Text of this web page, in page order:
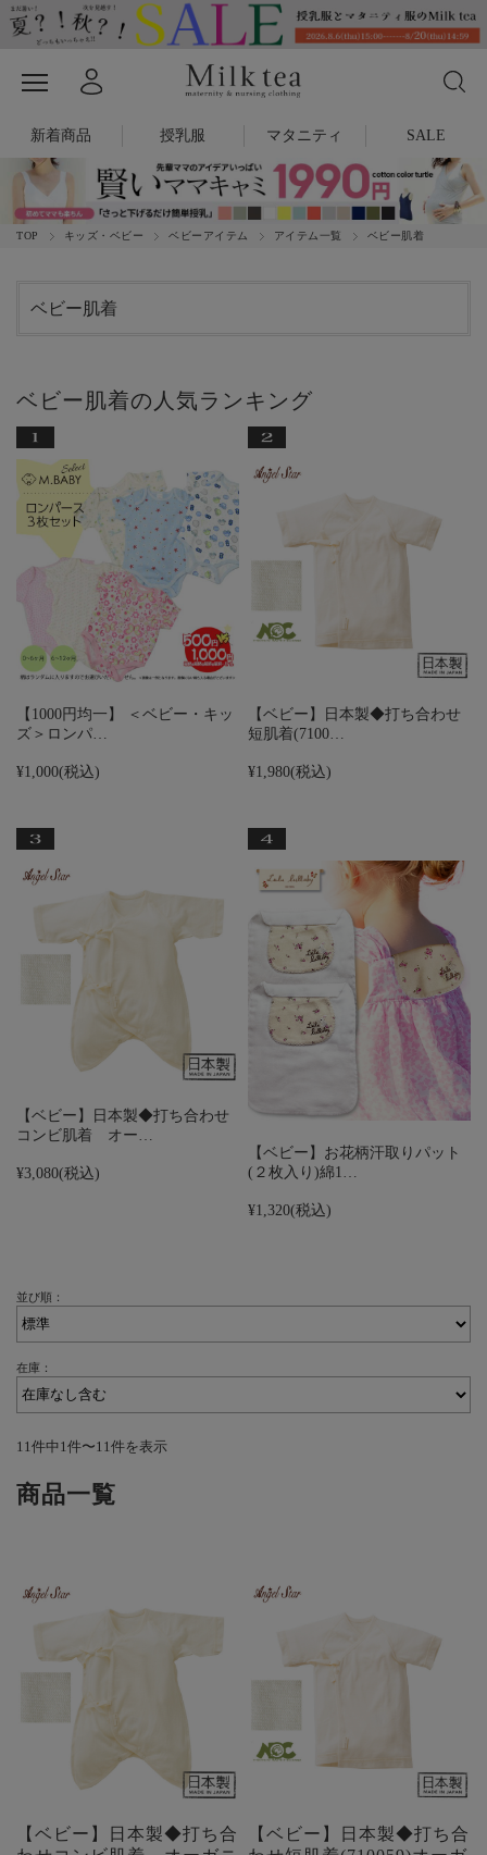
新着商品 授乳服 マタニティ SALE
TOP キッズ・ベビー ベビーアイテム アイテム一覧 ベビー肌着
ベビー肌着
ベビー肌着の人気ランキング
【1000円均一】 ＜ベビー・キッ
ズ＞ロンパ…
¥1,000(税込)
【ベビー】日本製◆打ち合わせ
短肌着(7100…
¥1,980(税込)
【ベビー】日本製◆打ち合わせ
コンビ肌着 オー…
¥3,080(税込)
【ベビー】お花柄汗取りパット
(２枚入り)綿1…
¥1,320(税込)
並び順：
在庫：
11件中1件〜11件を表示
商品一覧
【ベビー】日本製◆打ち合
【ベビー】日本製◆打ち合